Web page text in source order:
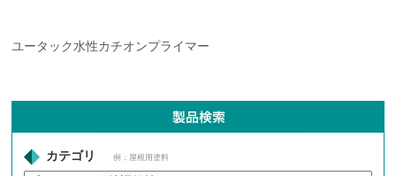
ユータック水性カチオンプライマー
カテゴリ 例：屋根用塗料